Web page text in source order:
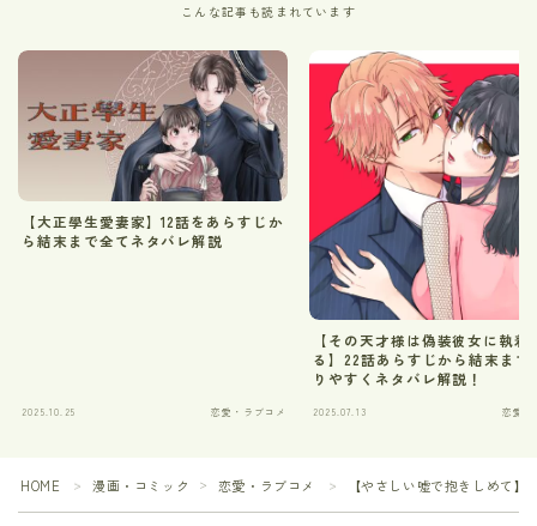
こんな記事も読まれています
【大正學生愛妻家】12話をあらすじか
ら結末まで全てネタバレ解説
2025.10.25 恋愛・ラブコメ
【その天才様は偽装彼女に執着
る】22話あらすじから結末まで
りやすくネタバレ解説！
2025.07.13 恋愛・
HOME ＞ 漫画・コミック ＞ 恋愛・ラブコメ ＞ 【やさしい嘘で抱きしめて